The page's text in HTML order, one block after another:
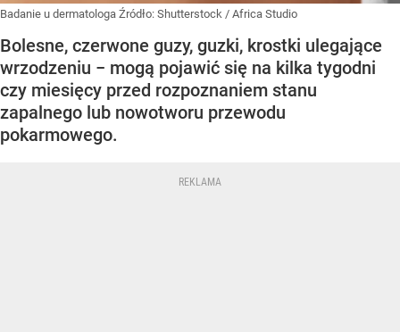
Badanie u dermatologa Źródło: Shutterstock / Africa Studio
Bolesne, czerwone guzy, guzki, krostki ulegające
wrzodzeniu − mogą pojawić się na kilka tygodni
czy miesięcy przed rozpoznaniem stanu
zapalnego lub nowotworu przewodu
pokarmowego.